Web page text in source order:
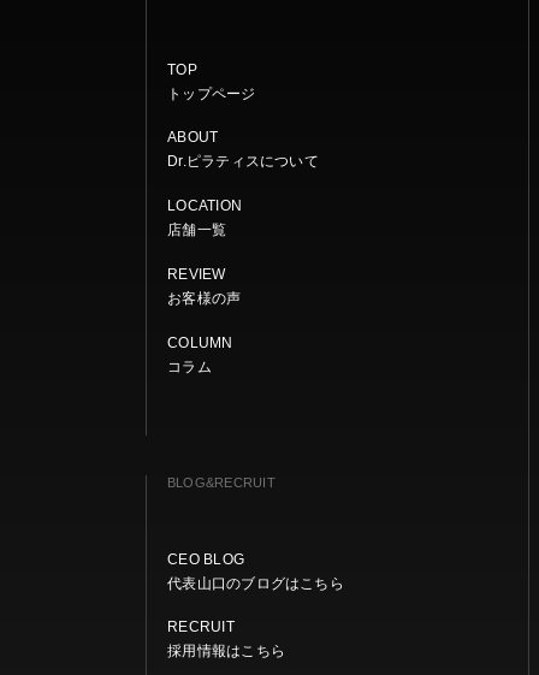
TOP
トップページ
ABOUT
Dr.ピラティスについて
LOCATION
店舗一覧
REVIEW
お客様の声
COLUMN
コラム
BLOG&RECRUIT
CEO BLOG
代表山口のブログはこちら
RECRUIT
採用情報はこちら